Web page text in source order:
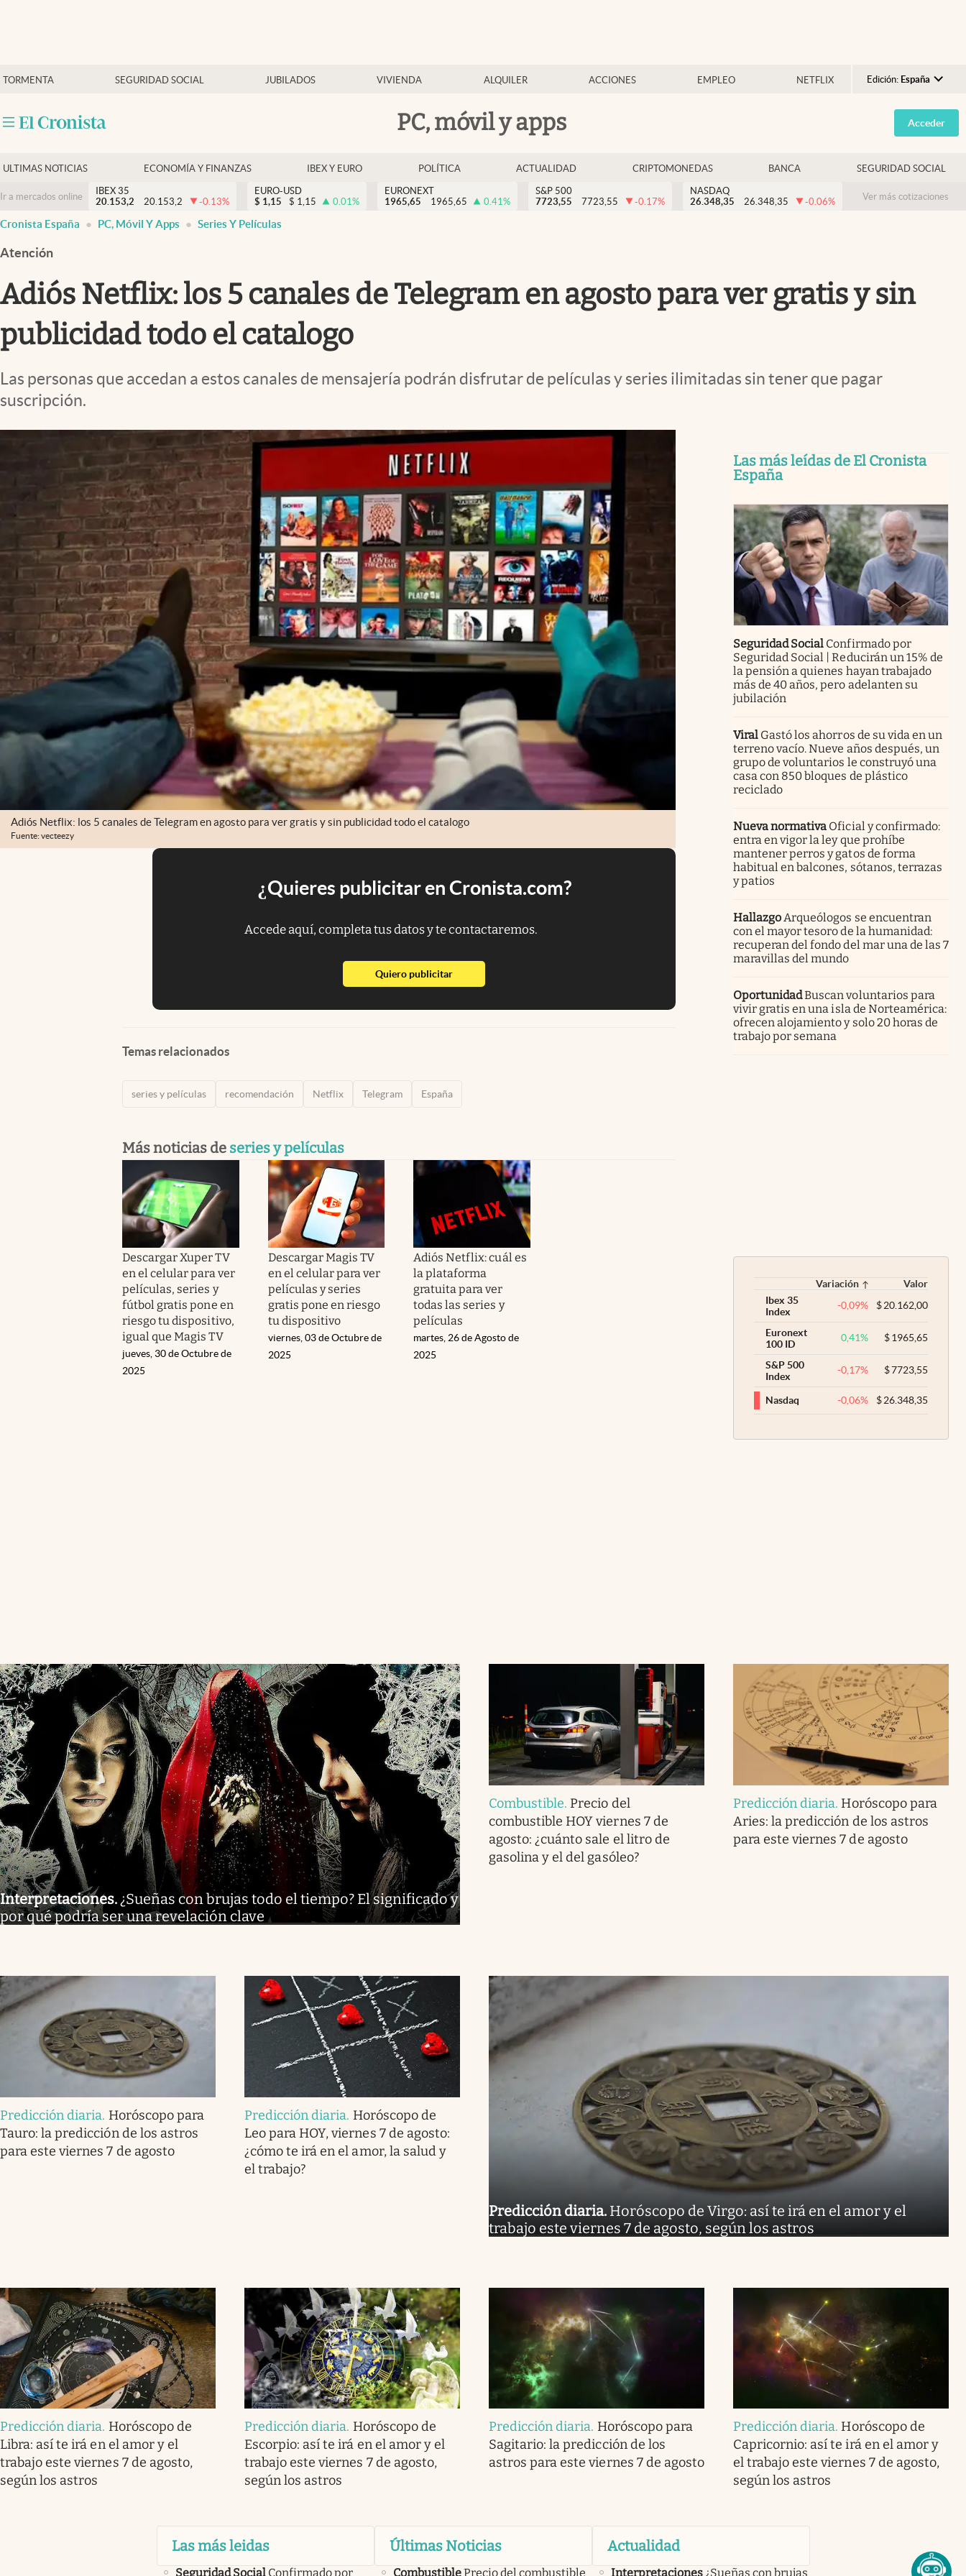
TORMENTA SEGURIDAD SOCIAL JUBILADOS VIVIENDA ALQUILER ACCIONES EMPLEO NETFLIX Edición: España
Argentina
España
USA
Colombia
PC, móvil y apps
Economía y finanzas
Criptomonedas
Acceder
ULTIMAS NOTICIAS ECONOMÍA Y FINANZAS IBEX Y EURO POLÍTICA ACTUALIDAD CRIPTOMONEDAS BANCA SEGURIDAD SOCIAL
Ir a mercados online
IBEX 35
20.153,2
20.153,2 -0.13%
EURO-USD
$ 1,15 $ 1,15 0.01%
EURONEXT
1965,65
1965,65 0.41%
S&P 500
7723,55
7723,55 -0.17%
NASDAQ
26.348,35
26.348,35 -0.06% Ver más cotizaciones
Cronista España PC, Móvil Y Apps Series Y Películas
Atención
Adiós Netflix: los 5 canales de Telegram en agosto para ver gratis y sin
publicidad todo el catalogo
Las personas que accedan a estos canales de mensajería podrán disfrutar de películas y series ilimitadas sin tener que pagar
suscripción.
Adiós Netflix: los 5 canales de Telegram en agosto para ver gratis y sin publicidad todo el catalogo
Fuente: vecteezy
¿Quieres publicitar en Cronista.com?
Accede aquí, completa tus datos y te contactaremos.
Quiero publicitarabre en nueva pestaña
Temas relacionados
series y películas recomendación Netflix Telegram España
Más noticias de series y películas
Descargar Xuper TV
en el celular para ver
películas, series y
fútbol gratis pone en
riesgo tu dispositivo,
igual que Magis TV
jueves, 30 de Octubre de
2025
Descargar Magis TV
en el celular para ver
películas y series
gratis pone en riesgo
tu dispositivo
viernes, 03 de Octubre de
2025
Adiós Netflix: cuál es
la plataforma
gratuita para ver
todas las series y
películas
martes, 26 de Agosto de
2025
Las más leídas de El Cronista
España
Seguridad Social Confirmado por
Seguridad Social | Reducirán un 15% de
la pensión a quienes hayan trabajado
más de 40 años, pero adelanten su
jubilación
Viral Gastó los ahorros de su vida en un
terreno vacío. Nueve años después, un
grupo de voluntarios le construyó una
casa con 850 bloques de plástico
reciclado
Nueva normativa Oficial y confirmado:
entra en vigor la ley que prohíbe
mantener perros y gatos de forma
habitual en balcones, sótanos, terrazas
y patios
HallazgoArqueólogos se encuentran
con el mayor tesoro de la humanidad:
recuperan del fondo del mar una de las 7
maravillas del mundo
OportunidadBuscan voluntarios para
vivir gratis en una isla de Norteamérica:
ofrecen alojamiento y solo 20 horas de
trabajo por semana
Variación
Valor
Ibex 35
Index
-0,09% $20.162,00
Euronext
100 ID
0,41% $1965,65
S&P 500
Index
-0,17% $7723,55
Nasdaq -0,06% $26.348,35
Interpretaciones. ¿Sueñas con brujas todo el tiempo? El significado y
por qué podría ser una revelación clave
Combustible. Precio del
combustible HOY viernes 7 de
agosto: ¿cuánto sale el litro de
gasolina y el del gasóleo?
Predicción diaria. Horóscopo para
Aries: la predicción de los astros
para este viernes 7 de agosto
Predicción diaria. Horóscopo para
Tauro: la predicción de los astros
para este viernes 7 de agosto
Predicción diaria. Horóscopo de
Leo para HOY, viernes 7 de agosto:
¿cómo te irá en el amor, la salud y
el trabajo?
Predicción diaria. Horóscopo de Virgo: así te irá en el amor y el
trabajo este viernes 7 de agosto, según los astros
Predicción diaria. Horóscopo de
Libra: así te irá en el amor y el
trabajo este viernes 7 de agosto,
según los astros
Predicción diaria. Horóscopo de
Escorpio: así te irá en el amor y el
trabajo este viernes 7 de agosto,
según los astros
Predicción diaria. Horóscopo para
Sagitario: la predicción de los
astros para este viernes 7 de agosto
Predicción diaria. Horóscopo de
Capricornio: así te irá en el amor y
el trabajo este viernes 7 de agosto,
según los astros
Las más leidas
Seguridad Social Confirmado por
Últimas Noticias
CombustiblePrecio del combustible
Actualidad
Interpretaciones ¿Sueñas con brujas